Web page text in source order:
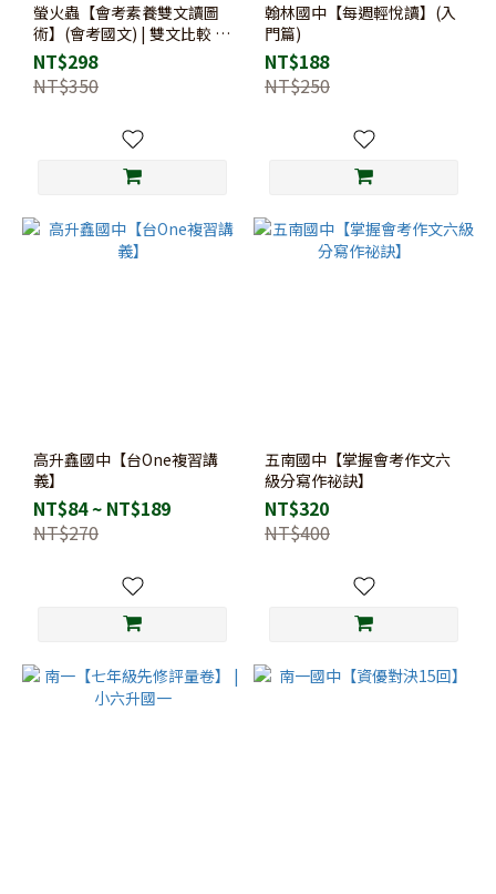
螢火蟲【會考素養雙文讀圖
術】(會考國文) | 雙文比較 /
圖表判讀 / 素養閱讀
NT$298
NT$350
翰林國中【每週輕悅讀】(入
門篇)
NT$188
NT$250
高升鑫國中【台One複習講
義】
NT$84 ~ NT$189
NT$270
五南國中【掌握會考作文六
級分寫作祕訣】
NT$320
NT$400